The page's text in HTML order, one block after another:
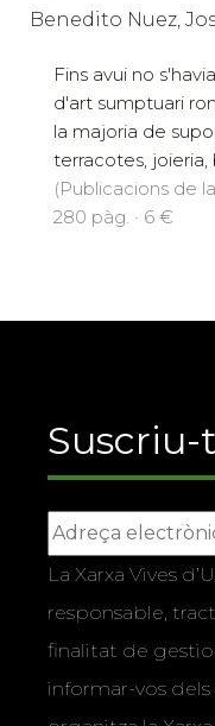
Benedito Nuez,
Fins avui no
d'art sumptuari
la majoria de
terracotes, joieria,
(Publicacions de
280 pàg. · 6 €
Suscriu-
La Xarxa Vives
responsable,
finalitat de
informar-vos